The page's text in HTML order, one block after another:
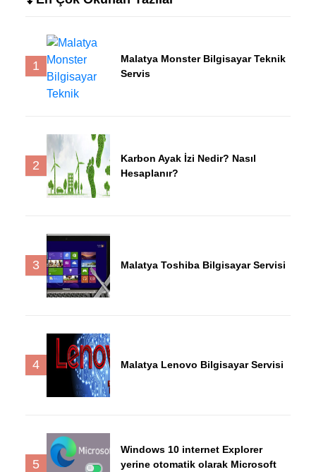
1
Malatya Monster Bilgisayar Teknik
Servis
2
Karbon Ayak İzi Nedir? Nasıl
Hesaplanır?
3 Malatya Toshiba Bilgisayar Servisi
4 Malatya Lenovo Bilgisayar Servisi
5
Windows 10 internet Explorer
yerine otomatik olarak Microsoft